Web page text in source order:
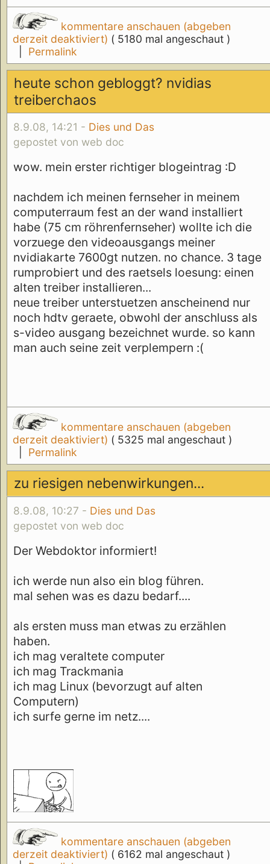
kommentare anschauen (abgeben
derzeit deaktiviert) ( 5180 mal angeschaut )
Permalink
heute schon gebloggt? nvidias
treiberchaos
8.9.08, 14:21 - Dies und Das
gepostet von web doc
wow. mein erster richtiger blogeintrag :D
nachdem ich meinen fernseher in meinem
computerraum fest an der wand installiert
habe (75 cm röhrenfernseher) wollte ich die
vorzuege den videoausgangs meiner
nvidiakarte 7600gt nutzen. no chance. 3 tage
rumprobiert und des raetsels loesung: einen
alten treiber installieren...
neue treiber unterstuetzen anscheinend nur
noch hdtv geraete, obwohl der anschluss als
s-video ausgang bezeichnet wurde. so kann
man auch seine zeit verplempern :(
kommentare anschauen (abgeben
derzeit deaktiviert) ( 5325 mal angeschaut )
Permalink
zu riesigen nebenwirkungen...
8.9.08, 10:27 - Dies und Das
gepostet von web doc
Der Webdoktor informiert!
ich werde nun also ein blog führen.
mal sehen was es dazu bedarf....
als ersten muss man etwas zu erzählen
haben.
ich mag veraltete computer
ich mag Trackmania
ich mag Linux (bevorzugt auf alten
Computern)
ich surfe gerne im netz....
kommentare anschauen (abgeben
derzeit deaktiviert) ( 6162 mal angeschaut )